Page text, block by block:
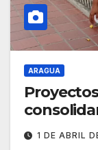
ARAGUA
1 DE ABRIL